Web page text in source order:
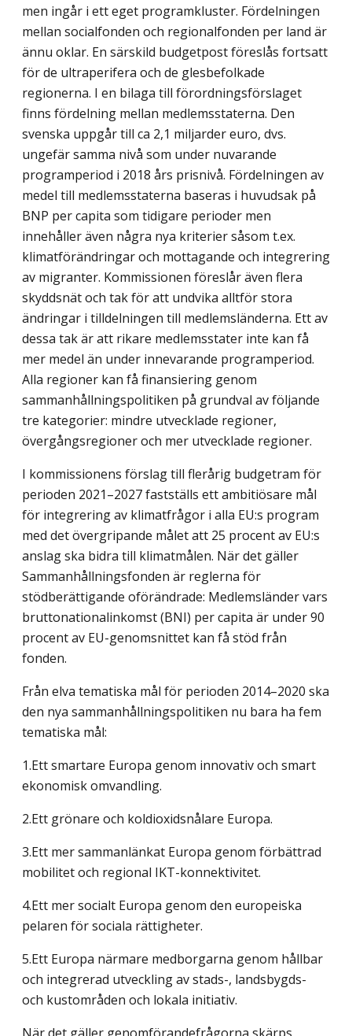
men ingår i ett eget programkluster. Fördelningen
mellan socialfonden och regionalfonden per land är
ännu oklar. En särskild budgetpost föreslås fortsatt
för de ultraperifera och de glesbefolkade
regionerna. I en bilaga till förordningsförslaget
finns fördelning mellan medlemsstaterna. Den
svenska uppgår till ca 2,1 miljarder euro, dvs.
ungefär samma nivå som under nuvarande
programperiod i 2018 års prisnivå. Fördelningen av
medel till medlemsstaterna baseras i huvudsak på
BNP per capita som tidigare perioder men
innehåller även några nya kriterier såsom t.ex.
klimatförändringar och mottagande och integrering
av migranter. Kommissionen föreslår även flera
skyddsnät och tak för att undvika alltför stora
ändringar i tilldelningen till medlemsländerna. Ett av
dessa tak är att rikare medlemsstater inte kan få
mer medel än under innevarande programperiod.
Alla regioner kan få finansiering genom
sammanhållningspolitiken på grundval av följande
tre kategorier: mindre utvecklade regioner,
övergångsregioner och mer utvecklade regioner.
I kommissionens förslag till flerårig budgetram för
perioden 2021–2027 fastställs ett ambitiösare mål
för integrering av klimatfrågor i alla EU:s program
med det övergripande målet att 25 procent av EU:s
anslag ska bidra till klimatmålen. När det gäller
Sammanhållningsfonden är reglerna för
stödberättigande oförändrade: Medlemsländer vars
bruttonationalinkomst (BNI) per capita är under 90
procent av EU-genomsnittet kan få stöd från
fonden.
Från elva tematiska mål för perioden 2014–2020 ska
den nya sammanhållningspolitiken nu bara ha fem
tematiska mål:
1.Ett smartare Europa genom innovativ och smart
ekonomisk omvandling.
2.Ett grönare och koldioxidsnålare Europa.
3.Ett mer sammanlänkat Europa genom förbättrad
mobilitet och regional IKT-konnektivitet.
4.Ett mer socialt Europa genom den europeiska
pelaren för sociala rättigheter.
5.Ett Europa närmare medborgarna genom hållbar
och integrerad utveckling av stads-, landsbygds-
och kustområden och lokala initiativ.